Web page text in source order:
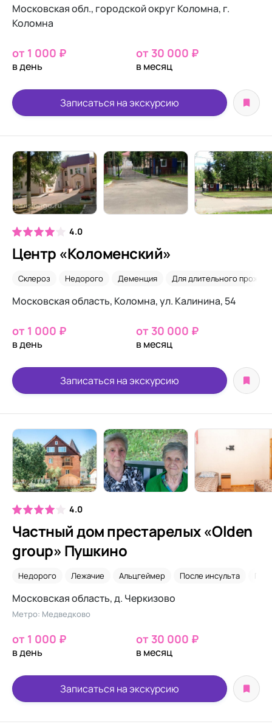
Московская обл., городской округ Коломна, г.
Коломна
от 1 000 ₽
в день
от 30 000 ₽
в месяц
Записаться на экскурсию
4.0
Центр «Коломенский»
Склероз Недорого Деменция Для длительного
Московская область​, Коломна, ул. Калинина, 54​
от 1 000 ₽
в день
от 30 000 ₽
в месяц
Записаться на экскурсию
4.0
Частный дом престарелых «Olden
group» Пушкино
Недорого Лежачие Альцгеймер После инсульта
Московская область, д. Черкизово
Метро: Медведково
от 1 000 ₽
в день
от 30 000 ₽
в месяц
Записаться на экскурсию